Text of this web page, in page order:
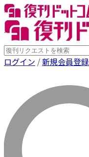
ログイン /新規会員登録